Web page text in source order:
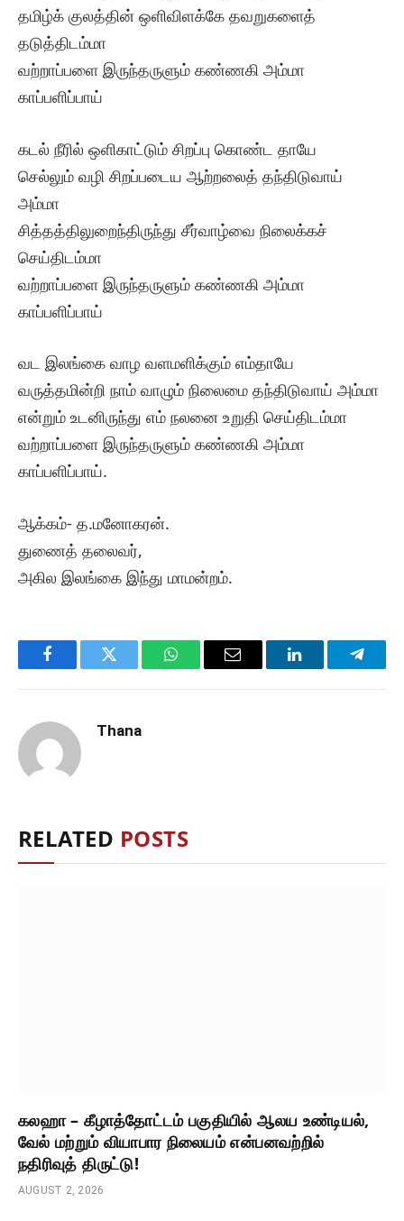
தமிழ்க் குலத்தின் ஒளிவிளக்கே தவறுகளைத்
தடுத்திடம்மா
வற்றாப்பளை இருந்தருளும் கண்ணகி அம்மா
காப்பளிப்பாய்
கடல் நீரில் ஒளிகாட்டும் சிறப்பு கொண்ட தாயே
செல்லும் வழி சிறப்படைய ஆற்றலைத் தந்திடுவாய்
அம்மா
சித்தத்திலுறைந்திருந்து சீர்வாழ்வை நிலைக்கச்
செய்திடம்மா
வற்றாப்பளை இருந்தருளும் கண்ணகி அம்மா
காப்பளிப்பாய்
வட இலங்கை வாழ வளமளிக்கும் எம்தாயே
வருத்தமின்றி நாம் வாழும் நிலைமை தந்திடுவாய் அம்மா
என்றும் உடனிருந்து எம் நலனை உறுதி செய்திடம்மா
வற்றாப்பளை இருந்தருளும் கண்ணகி அம்மா
காப்பளிப்பாய்.
ஆக்கம்- த.மனோகரன்.
துணைத் தலைவர்,
அகில இலங்கை இந்து மாமன்றம்.
FacebookTwitter WhatsAppEmail LinkedIn
Thana
RELATED POSTS
கலஹா – கீழாத்தோட்டம் பகுதியில் ஆலய உண்டியல்,
வேல் மற்றும் வியாபார நிலையம் என்பனவற்றில்
நதிரிவுத் திருட்டு!
AUGUST 2, 2026